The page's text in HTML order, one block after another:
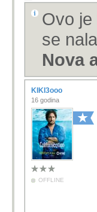
Ovo
se
Nova
KIKI3ooo
16 godina
OFFLINE